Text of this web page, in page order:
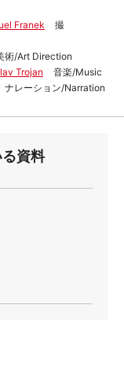
Franek
撮
術/Art Direction
Trojan
音楽/Music
ナレーション/Narration
資料